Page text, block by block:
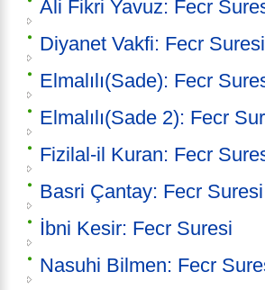
Ali Fikri Yavuz: Fecr
Diyanet Vakfi: Fecr Suresi
Elmalılı(Sade): Fecr
Elmalılı(Sade 2): Fecr
Fizilal-il Kuran: Fecr
Basri Çantay: Fecr Suresi
İbni Kesir: Fecr Suresi
Nasuhi Bilmen: Fecr